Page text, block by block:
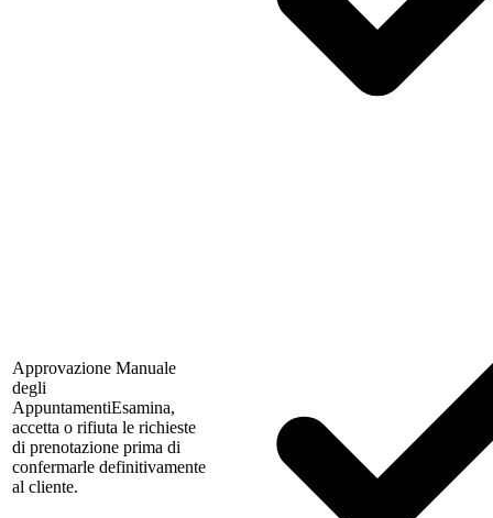
Approvazione Manuale
degli
AppuntamentiEsamina,
accetta o rifiuta le richieste
di prenotazione prima di
confermarle definitivamente
al cliente.